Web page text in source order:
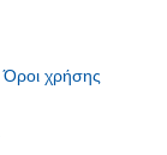
Όροι χρήσης